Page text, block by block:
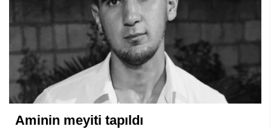
Aminin meyiti tapıldı